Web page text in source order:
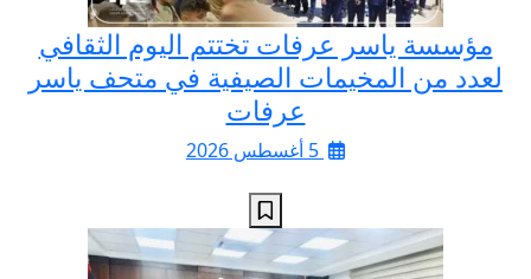
مؤسسة ياسر عرفات تختتم اليوم الثقافي
لعدد من المخيمات الصيفية في متحف ياسر
عرفات